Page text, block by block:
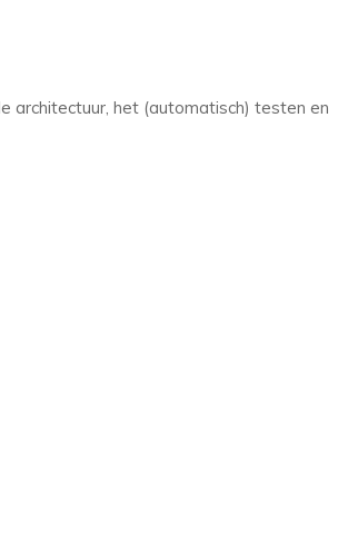
architectuur, het (automatisch) testen en